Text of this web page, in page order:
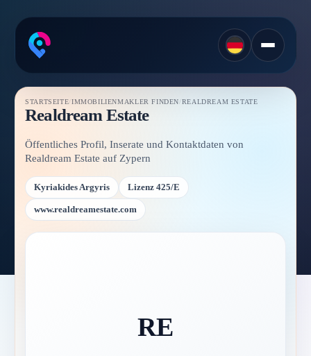
STARTSEITE/IMMOBILIENMAKLER FINDEN /REALDREAM ESTATE
Realdream Estate
Öffentliches Profil, Inserate und Kontaktdaten von
Realdream Estate auf Zypern
Kyriakides Argyris Lizenz 425/E
www.realdreamestate.com
RE